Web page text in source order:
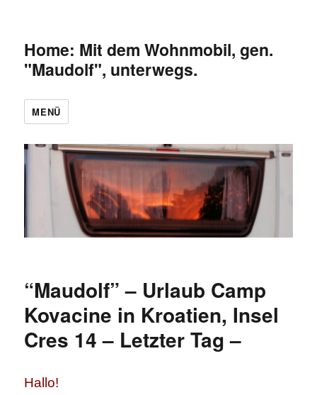
Home: Mit dem Wohnmobil, gen.
"Maudolf", unterwegs.
MENÜ
“Maudolf” – Urlaub Camp
Kovacine in Kroatien, Insel
Cres 14 – Letzter Tag –
Hallo!